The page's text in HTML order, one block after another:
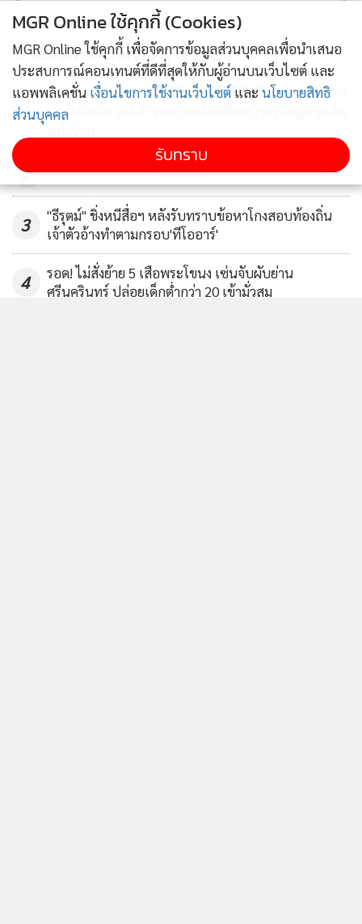
ข่าวในหมวดล่าสุด
1
เชิญดวงวิญญาณ “แชมป์” จุดเสียชีวิต พี่สาววอนตำรวจ
เร่งจับมือมีด แม่เจ้าของบ้านเผยเพื่อนบ้านเห็นผู้ตายเดิน
2
3
"ธีรุตม์" ชิ่งหนีสื่อฯ หลังรับทราบข้อหาโกงสอบท้องถิ่น
เจ้าตัวอ้างทำตามกรอบ'ทีโออาร์'
4
รอด! ไม่สั่งย้าย 5 เสือพระโขนง เซ่นจับผับย่าน
ศรีนครินทร์ ปล่อยเด็กต่ำกว่า 20 เข้ามั่วสุม
MGR Online ใช้คุกกี้ (Cookies)
MGR Online ใช้คุกกี้ เพื่อจัดการข้อมูลส่วนบุคคลเพื่อนำเสนอ
ประสบการณ์คอนเทนต์ที่ดีที่สุดให้กับผู้อ่านบนเว็บไซต์ และ
แอพพลิเคชั่น เงื่อนไขการใช้งานเว็บไซต์ และ นโยบายสิทธิ
ส่วนบุคคล
รับทราบ